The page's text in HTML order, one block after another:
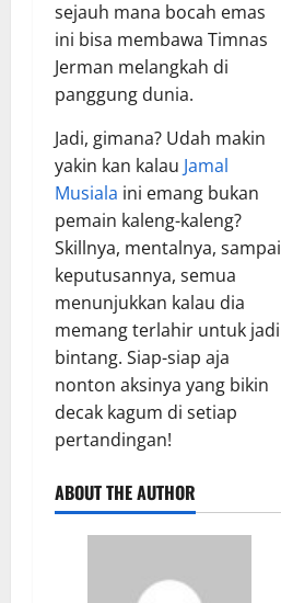
sejauh mana bocah emas
ini bisa membawa Timnas
Jerman melangkah di
panggung dunia.
Jadi, gimana? Udah makin
yakin kan kalau Jamal
Musiala ini emang bukan
pemain kaleng-kaleng?
Skillnya, mentalnya, sampai
keputusannya, semua
menunjukkan kalau dia
memang terlahir untuk jadi
bintang. Siap-siap aja
nonton aksinya yang bikin
decak kagum di setiap
pertandingan!
ABOUT THE AUTHOR